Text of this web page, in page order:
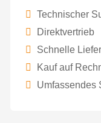
Technischer
Direktvertrieb
Schnelle
Kauf auf
Umfassendes